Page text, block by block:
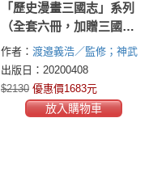
「歷史漫畫三國志」系列
（全套六冊，加贈三國英
雄File資料夾）
作者： 渡邉義浩／監修；神武
廣慶／漫畫；三上修平／原
作；入澤宣幸／編著(渡邉義浩
（監修）；神武ひろよし（漫
画）；三上修平（原作）；入
出版日：20200408
$2130 優惠價1683元
放入購物車